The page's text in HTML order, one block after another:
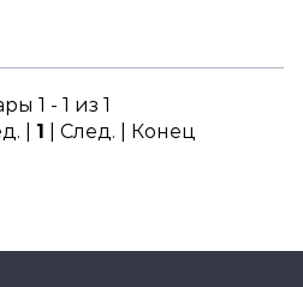
1 - 1 из 1
| 1 | След. | Конец